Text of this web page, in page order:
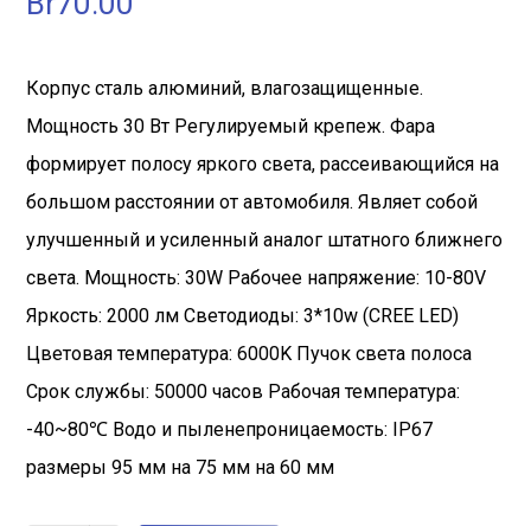
Корпус сталь алюминий, влагозащищенные.
Мощность 30 Вт Регулируемый крепеж. Фара
формирует полосу яркого света, рассеивающийся на
большом расстоянии от автомобиля. Являет собой
улучшенный и усиленный аналог штатного ближнего
света. Мощность: 30W Рабочее напряжение: 10-80V
Яркость: 2000 лм Светодиоды: 3*10w (CREE LED)
Цветовая температура: 6000K Пучок света полоса
Срок службы: 50000 часов Рабочая температура:
-40~80℃ Водо и пыленепроницаемость: IP67
размеры 95 мм на 75 мм на 60 мм